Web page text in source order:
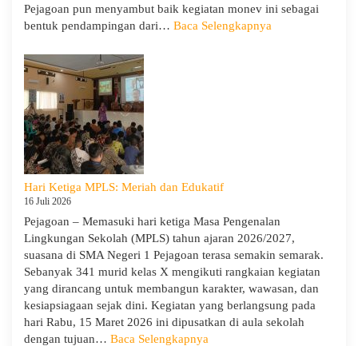
Pejagoan pun menyambut baik kegiatan monev ini sebagai
bentuk pendampingan dari… Baca Selengkapnya
Provinsi
dan
Cabang
Dinas
Pendidikan
Wilayah
IX
Hari Ketiga MPLS: Meriah dan Edukatif
16 Juli 2026
Pejagoan – Memasuki hari ketiga Masa Pengenalan
Lingkungan Sekolah (MPLS) tahun ajaran 2026/2027,
suasana di SMA Negeri 1 Pejagoan terasa semakin semarak.
Sebanyak 341 murid kelas X mengikuti rangkaian kegiatan
yang dirancang untuk membangun karakter, wawasan, dan
kesiapsiagaan sejak dini. Kegiatan yang berlangsung pada
hari Rabu, 15 Maret 2026 ini dipusatkan di aula sekolah
dengan tujuan… Baca Selengkapnya